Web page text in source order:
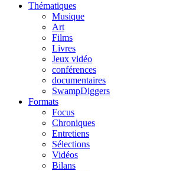
Thématiques
Musique
Art
Films
Livres
Jeux vidéo
conférences
documentaires
SwampDiggers
Formats
Focus
Chroniques
Entretiens
Sélections
Vidéos
Bilans